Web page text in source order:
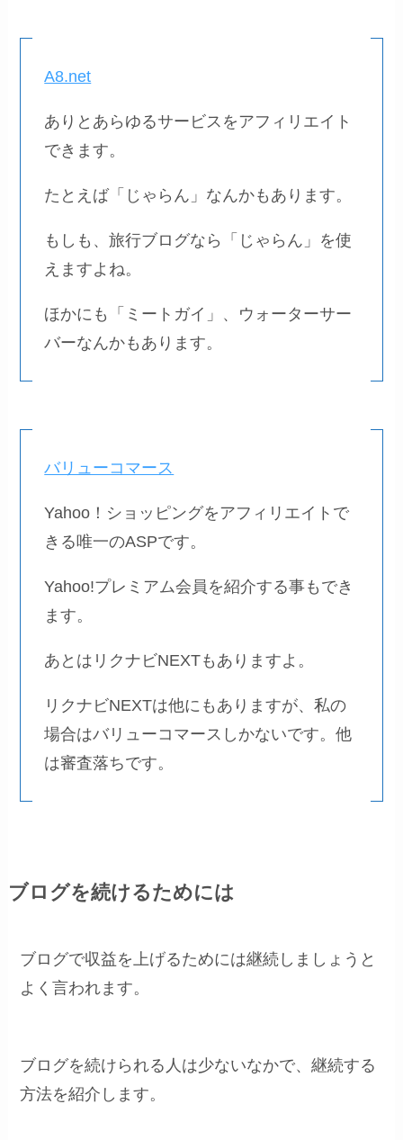
A8.net
ありとあらゆるサービスをアフィリエイト
できます。
たとえば「じゃらん」なんかもあります。
もしも、旅行ブログなら「じゃらん」を使
えますよね。
ほかにも「ミートガイ」、ウォーターサー
バーなんかもあります。
バリューコマース
Yahoo！ショッピングをアフィリエイトで
きる唯一のASPです。
Yahoo!プレミアム会員を紹介する事もでき
ます。
あとはリクナビNEXTもありますよ。
リクナビNEXTは他にもありますが、私の
場合はバリューコマースしかないです。他
は審査落ちです。
ブログを続けるためには
ブログで収益を上げるためには継続しましょうと
よく言われます。
ブログを続けられる人は少ないなかで、継続する
方法を紹介します。